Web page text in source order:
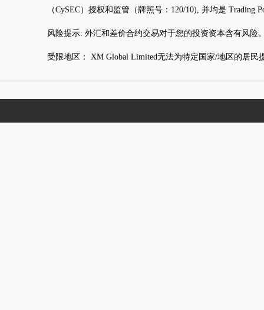
（CySEC）授权和监管（牌照号：120/10), 并均是 Trading
风险提示: 外汇和差价合约交易对于您的投资资本含有风险
受限地区： XM Global Limited无法为特定国家/地区的居